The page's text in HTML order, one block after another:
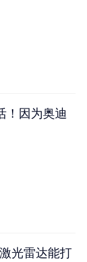
！因为奥迪
光雷达能打